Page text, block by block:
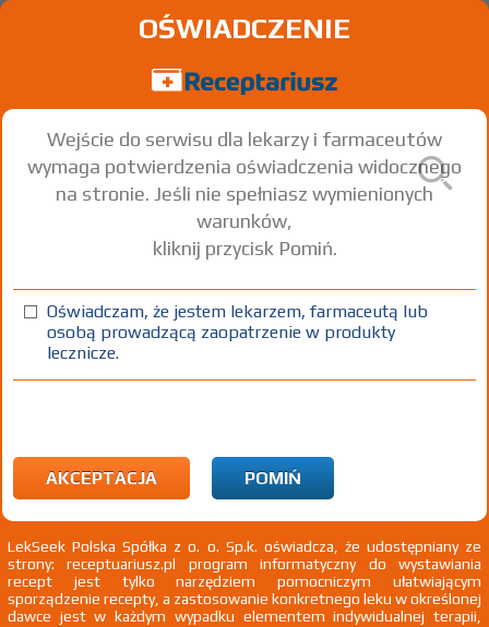
Znaleziono wyników:
F55 Nadużywanie substancji, które nie powodują
uzależnienia
Haloperidol
WZF
Rx
100%
6,64 zł
30%(1)
3,24 zł
B (2)
2,07
75+(3)
bezpł.
OŚWIADCZENIE
Wejście do serwisu dla lekarzy i farmaceutów
wymaga potwierdzenia oświadczenia widocznego
na stronie. Jeśli nie spełniasz wymienionych
warunków,
kliknij przycisk Pomiń.
Oświadczam, że jestem lekarzem, farmaceutą lub
osobą prowadzącą zaopatrzenie w produkty
lecznicze.
AKCEPTACJA POMIŃ
LekSeek Polska Spółka z o. o. Sp.k. oświadcza, że udostępniany ze
strony: receptuariusz.pl program informatyczny do wystawiania
recept jest tylko narzędziem pomocniczym ułatwiającym
sporządzenie recepty, a zastosowanie konkretnego leku w określonej
dawce jest w każdym wypadku elementem indywidualnej terapii,